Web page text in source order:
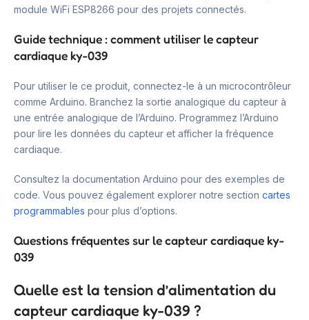
module WiFi ESP8266 pour des projets connectés.
Guide technique : comment utiliser le capteur
cardiaque ky-039
Pour utiliser le ce produit, connectez-le à un microcontrôleur
comme Arduino. Branchez la sortie analogique du capteur à
une entrée analogique de l’Arduino. Programmez l’Arduino
pour lire les données du capteur et afficher la fréquence
cardiaque.
Consultez la documentation Arduino pour des exemples de
code. Vous pouvez également explorer notre section cartes
programmables pour plus d’options.
Questions fréquentes sur le capteur cardiaque ky-
039
Quelle est la tension d’alimentation du
capteur cardiaque ky-039 ?